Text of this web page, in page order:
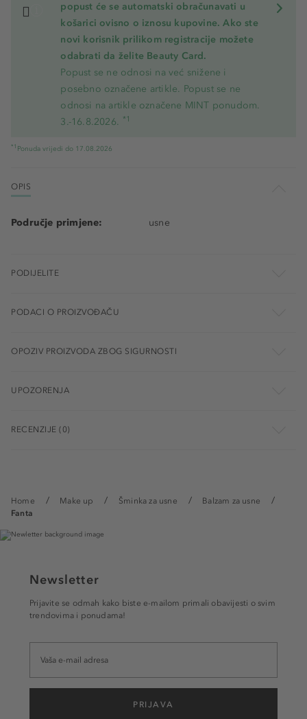
Home Make up Šminka za usne
Balzam za usne
Fanta
popust će se automatski obračunavati u
košarici ovisno o iznosu kupovine. Ako ste
novi korisnik prilikom registracije možete
odabrati da želite Beauty Card.
Popust se ne odnosi na već snižene i
posebno označene artikle. Popust se ne
odnosi na artikle označene MINT ponudom.
3.-16.8.2026. *1
*1 Ponuda vrijedi do 17.08.2026
OPIS
Područje primjene: usne
PODIJELITE
PODACI O PROIZVOĐAČU
OPOZIV PROIZVODA ZBOG SIGURNOSTI
UPOZORENJA
RECENZIJE (0)
Newsletter
Prijavite se odmah kako biste e-mailom primali obavijesti o svim
trendovima i ponudama!
PRIJAVA